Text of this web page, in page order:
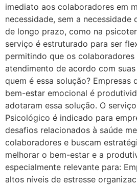
imediato aos colaboradores em
necessidade, sem a necessidade
de longo prazo, como na
serviço é estruturado para ser
permitindo que os colaboradores
atendimento de acordo com suas
quem é essa solução? Empresas
bem-estar emocional é
adotaram essa solução. O
Psicológico é indicado para
desafios relacionados à saúde
colaboradores e buscam
melhorar o bem-estar e a
especialmente relevante para:
altos níveis de estresse